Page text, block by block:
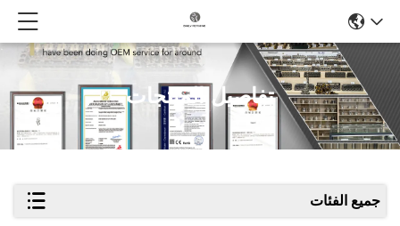
تفاصيل المنتجات
جميع الفئات